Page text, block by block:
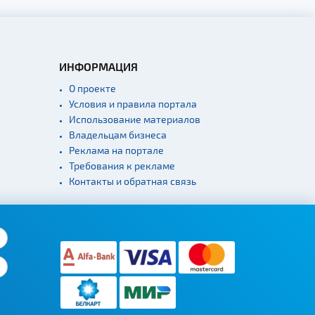
ИНФОРМАЦИЯ
О проекте
Условия и правила портала
Использование материалов
Владельцам бизнеса
Реклама на портале
Требования к рекламе
Контакты и обратная связь